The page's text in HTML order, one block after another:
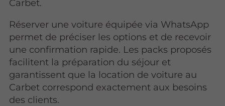
Carbet.
Réserver une voiture équipée via WhatsApp
permet de préciser les options et de recevoir
une confirmation rapide. Les packs proposés
facilitent la préparation du séjour et
garantissent que la location de voiture au
Carbet correspond exactement aux besoins
des clients.